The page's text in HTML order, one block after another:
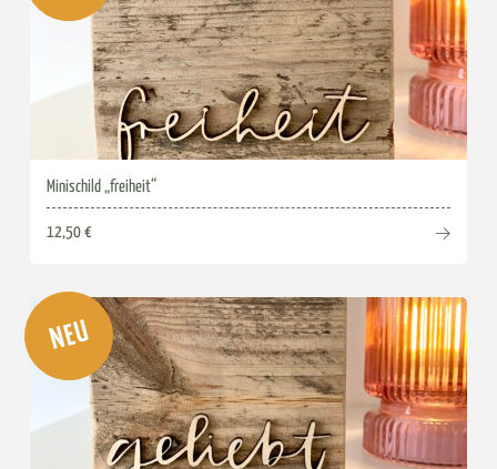
Minischild „freiheit“
12,50 €
NEU